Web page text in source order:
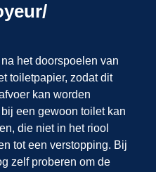
het doorspoelen van
toiletpapier, zodat dit
kan worden
een gewoon toilet kan
die niet in het riool
tot een verstopping. Bij
zelf proberen om de